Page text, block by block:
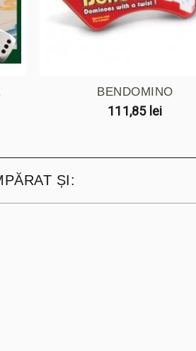
BENDOMINO
111,85 lei
ȘI: